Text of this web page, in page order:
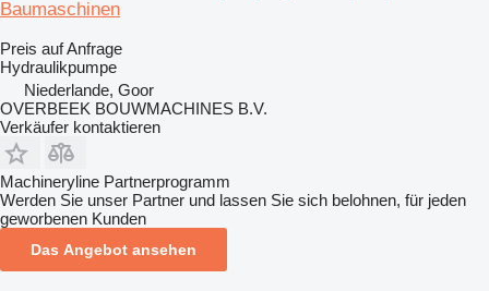
Baumaschinen
Preis auf Anfrage
Hydraulikpumpe
Niederlande, Goor
OVERBEEK BOUWMACHINES B.V.
Verkäufer kontaktieren
Machineryline Partnerprogramm
Werden Sie unser Partner und lassen Sie sich belohnen, für jeden
geworbenen Kunden
Das Angebot ansehen